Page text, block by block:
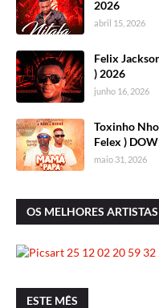
2026
abril 15, 2026
Felix
) 2026
junho 16, 2026
Toxinho
Felex )
maio 31, 2026
OS MELHORES
ESTE MÊS